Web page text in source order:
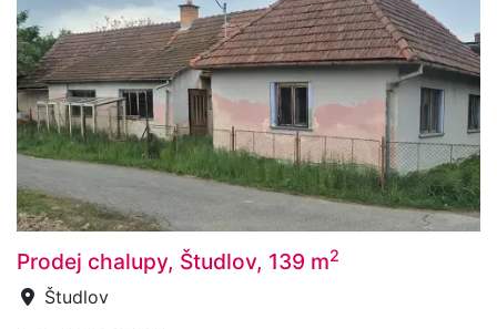
Prodej chalupy, Študlov, 139 m2
Študlov